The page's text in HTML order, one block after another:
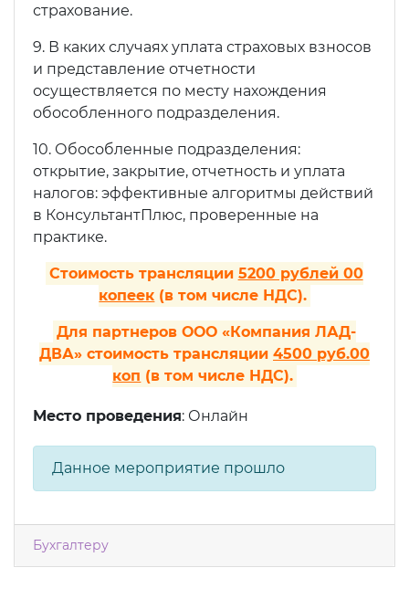
страхование.
9. В каких случаях уплата страховых взносов
и представление отчетности
осуществляется по месту нахождения
обособленного подразделения.
10. Обособленные подразделения:
открытие, закрытие, отчетность и уплата
налогов: эффективные алгоритмы действий
в КонсультантПлюс, проверенные на
практике.
Стоимость трансляции 5200 рублей 00
копеек (в том числе НДС).
Для партнеров ООО «Компания ЛАД-
ДВА» стоимость трансляции 4500 руб.00
коп (в том числе НДС).
Место проведения: Онлайн
Данное мероприятие прошло
Бухгалтеру